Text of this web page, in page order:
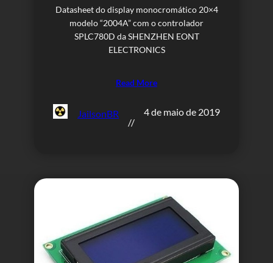
Datasheet do display monocromático 20×4
modelo “2004A” com o controlador
SPLC780D da SHENZHEN EONT
ELECTRONICS
Read More
JailsonBR
//
4 de maio de 2019